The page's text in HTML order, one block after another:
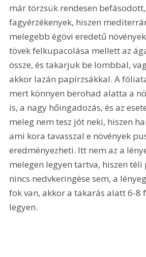
már törzsük rendesen
fagyérzékenyek, hiszen
melegebb égövi eredetű
tövek felkupacolása mellett az
össze, és takarjuk be lombbal,
akkor lazán papírzsákkal. A
mert könnyen berohad alatta a
is, a nagy hőingadozás, és az
meleg nem tesz jót neki, hiszen
ami kora tavasszal e növények
eredményezheti. Itt nem az a
melegen legyen tartva, hiszen
nincs nedvkeringése sem, a
fok van, akkor a takarás alatt 6-8
legyen.